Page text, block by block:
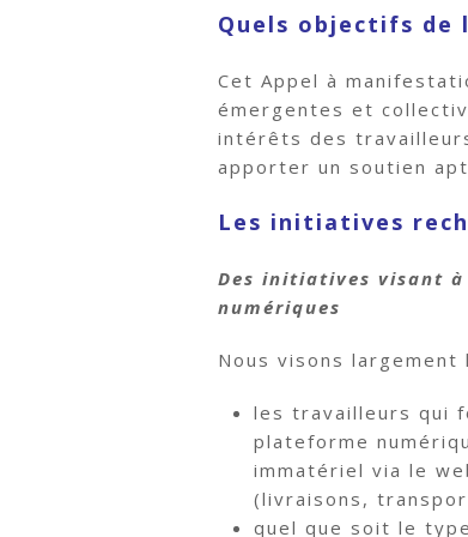
Quels objectifs de
Cet Appel à
émergentes et
intérêts des
apporter un soutien
Les initiatives
Des initiatives visant
numériques
Nous visons
les travailleurs qui
plateforme
immatériel via le
(livraisons,
quel que soit le